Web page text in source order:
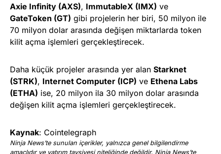
Axie Infinity (AXS), ImmutableX (IMX) ve
GateToken (GT) gibi projelerin her biri, 50 milyon ile
70 milyon dolar arasında değişen miktarlarda token
kilit açma işlemleri gerçekleştirecek.
Daha küçük projeler arasında yer alan Starknet
(STRK), Internet Computer (ICP) ve Ethena Labs
(ETHA) ise, 20 milyon ila 30 milyon dolar arasında
değişen kilit açma işlemleri gerçekleştirecek.
Kaynak: Cointelegraph
Ninja News’te sunulan içerikler, yalnızca genel bilgilendirme
amaçlıdır ve yatırım tavsiyesi niteliğinde değildir. Ninja News’te